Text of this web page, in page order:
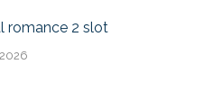
romance 2 slot